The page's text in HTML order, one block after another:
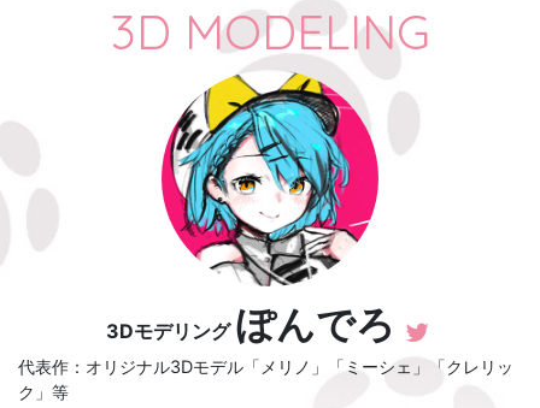
3D MODELING
3Dモデリング ぽんでろ
代表作：オリジナル3Dモデル「メリノ」「ミーシェ」「クレリッ
ク」等